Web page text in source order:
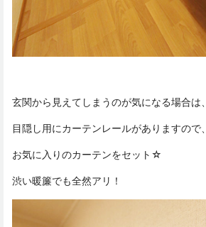
玄関から見えてしまうのが気になる場合は、
目隠し用にカーテンレールがありますので、
お気に入りのカーテンをセット☆
渋い暖簾でも全然アリ！